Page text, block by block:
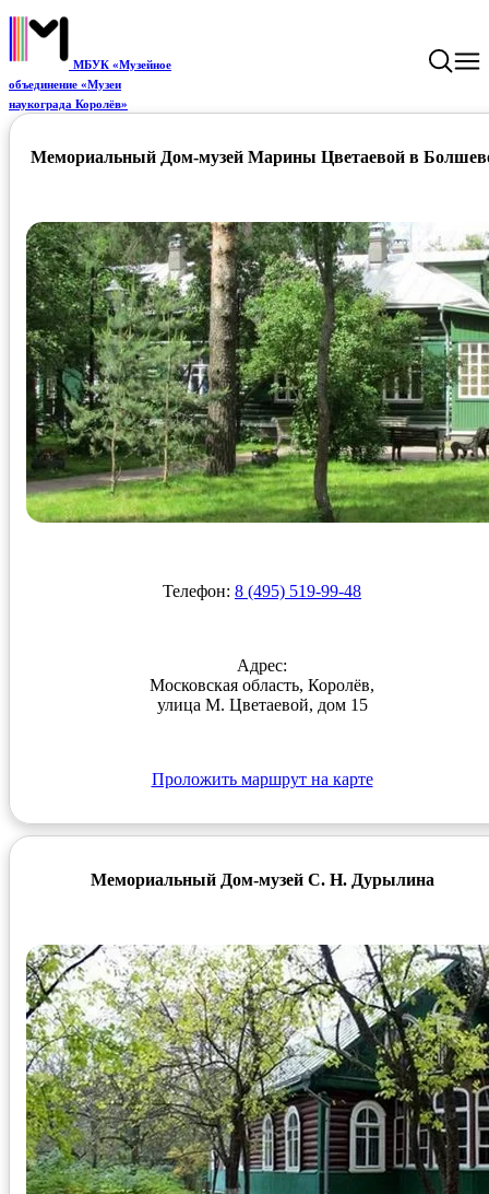
МБУК «Музейное
объединение «Музеи
наукограда Королёв»
Мемориальный Дом-музей Марины Цветаевой в
Телефон: 8 (495) 519-99-48
Адрес:
Московская область, Королёв,
улица М. Цветаевой, дом 15
Проложить маршрут на карте
Мемориальный Дом-музей С. Н. Дурылина